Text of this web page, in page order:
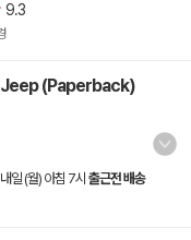
9.3
Jeep (Paperback)
내일 (월) 아침 7시 출근전 배송